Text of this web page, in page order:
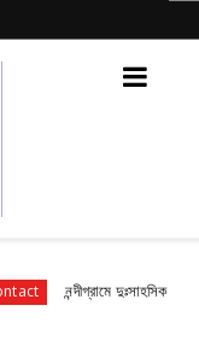
নন্দীগ্রামে দুঃসাহসিক ডাকাতি